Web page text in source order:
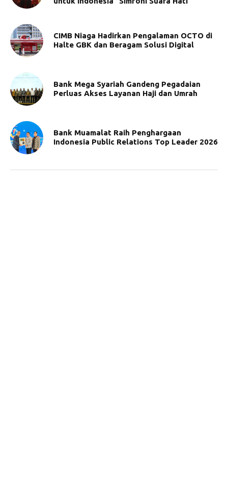
CIMB Niaga Hadirkan Pengalaman OCTO di
Halte GBK dan Beragam Solusi Digital
Bank Mega Syariah Gandeng Pegadaian
Perluas Akses Layanan Haji dan Umrah
Bank Muamalat Raih Penghargaan
Indonesia Public Relations Top Leader 2026